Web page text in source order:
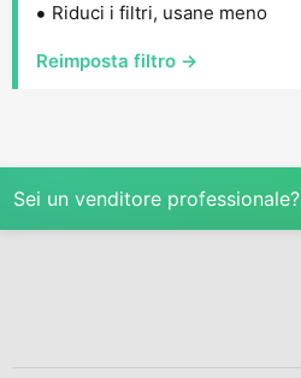
Riduci i filtri, usane meno
Reimposta filtro →
Sei un venditore professionale?